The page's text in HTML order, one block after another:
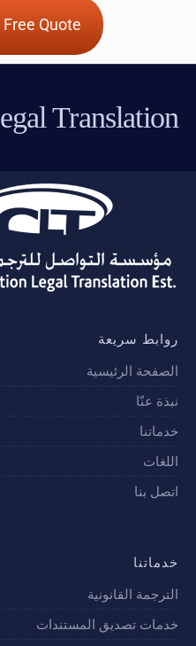
Quote
Translation
روابط سريعة
الصفحة الرئيسية
نبذة عنّا
خدماتنا
اللغات
اتصل بنا
خدماتنا
الترجمة القانونية
خدمات تصديق المستندات